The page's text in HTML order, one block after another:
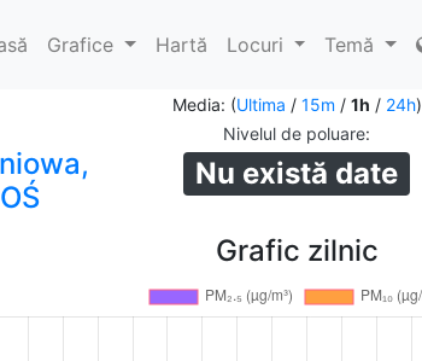
Grafice Hartă Locuri Temă
Media: (Ultima / 15m / 1h / 24h)
Nivelul de poluare:
Nu există date
Grafic zilnic